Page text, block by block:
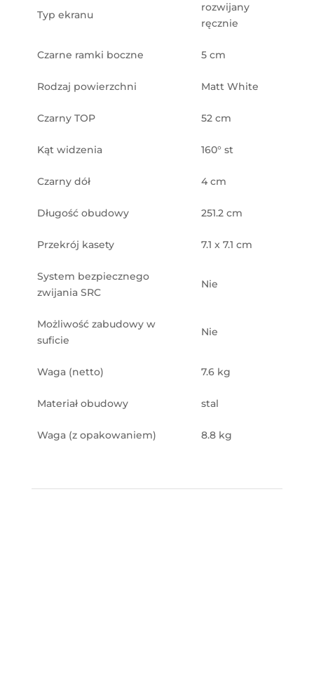
Typ ekranu
rozwijany
ręcznie
Czarne ramki boczne 5 cm
Rodzaj powierzchni Matt White
Czarny TOP 52 cm
Kąt widzenia 160° st
Czarny dół 4 cm
Długość obudowy 251.2 cm
Przekrój kasety 7.1 x 7.1 cm
System bezpiecznego
zwijania SRC
Nie
Możliwość zabudowy w
suficie
Nie
Waga (netto) 7.6 kg
Materiał obudowy stal
Waga (z opakowaniem) 8.8 kg